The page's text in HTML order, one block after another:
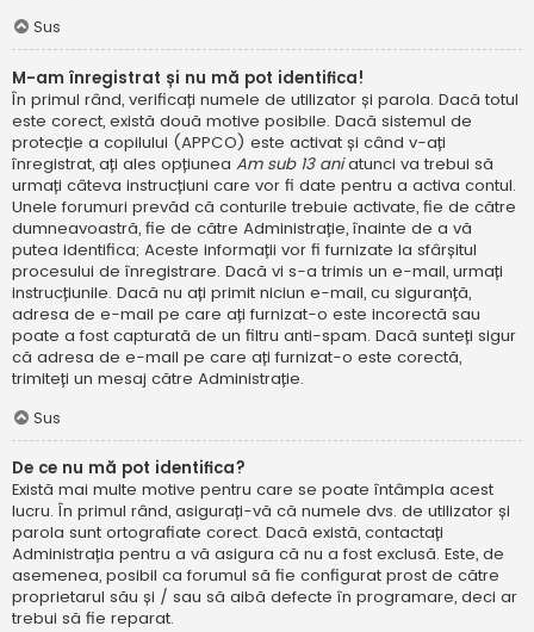
Sus
M-am înregistrat și nu mă pot identifica!
În primul rând, verificați numele de utilizator și parola. Dacă totul
este corect, există două motive posibile. Dacă sistemul de
protecție a copilului (APPCO) este activat și când v-ați
înregistrat, ați ales opțiunea Am sub 13 aniatunci va trebui să
urmați câteva instrucțiuni care vor fi date pentru a activa contul.
Unele forumuri prevăd că conturile trebuie activate, fie de către
dumneavoastră, fie de către Administrație, înainte de a vă
putea identifica; Aceste informații vor fi furnizate la sfârșitul
procesului de înregistrare. Dacă vi s-a trimis un e-mail, urmați
instrucțiunile. Dacă nu ați primit niciun e-mail, cu siguranță,
adresa de e-mail pe care ați furnizat-o este incorectă sau
poate a fost capturată de un filtru anti-spam. Dacă sunteți sigur
că adresa de e-mail pe care ați furnizat-o este corectă,
trimiteți un mesaj către Administrație.
Sus
De ce nu mă pot identifica?
Există mai multe motive pentru care se poate întâmpla acest
lucru. În primul rând, asigurați-vă că numele dvs. de utilizator și
parola sunt ortografiate corect. Dacă există, contactați
Administrația pentru a vă asigura că nu a fost exclusă. Este, de
asemenea, posibil ca forumul să fie configurat prost de către
proprietarul său și / sau să aibă defecte în programare, deci ar
trebui să fie reparat.